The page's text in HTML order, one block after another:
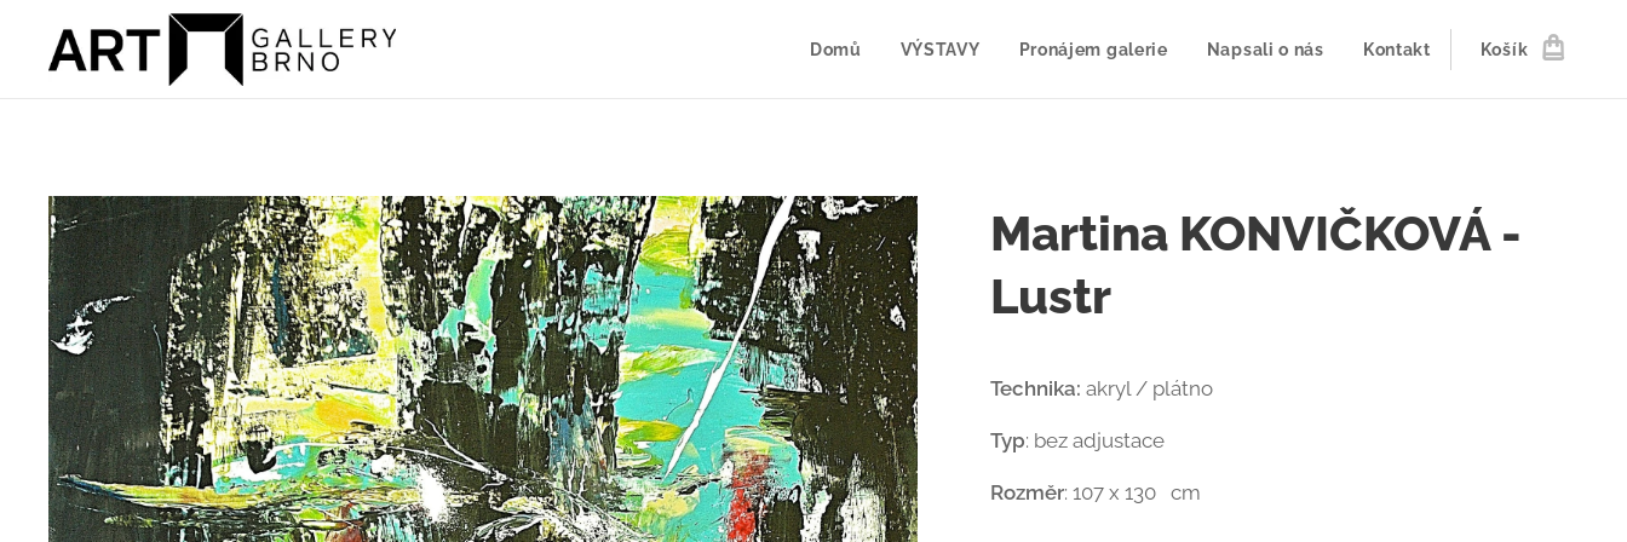
Domů VÝSTAVY Pronájem galerie Napsali o nás Kontakt Košík
Martina KONVIČKOVÁ -
Lustr
Technika: akryl / plátno
Typ: bez adjustace
Rozměr: 107 x 130 cm